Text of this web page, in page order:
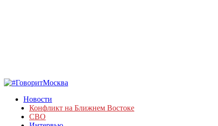
Новости
Конфликт на Ближнем Востоке
СВО